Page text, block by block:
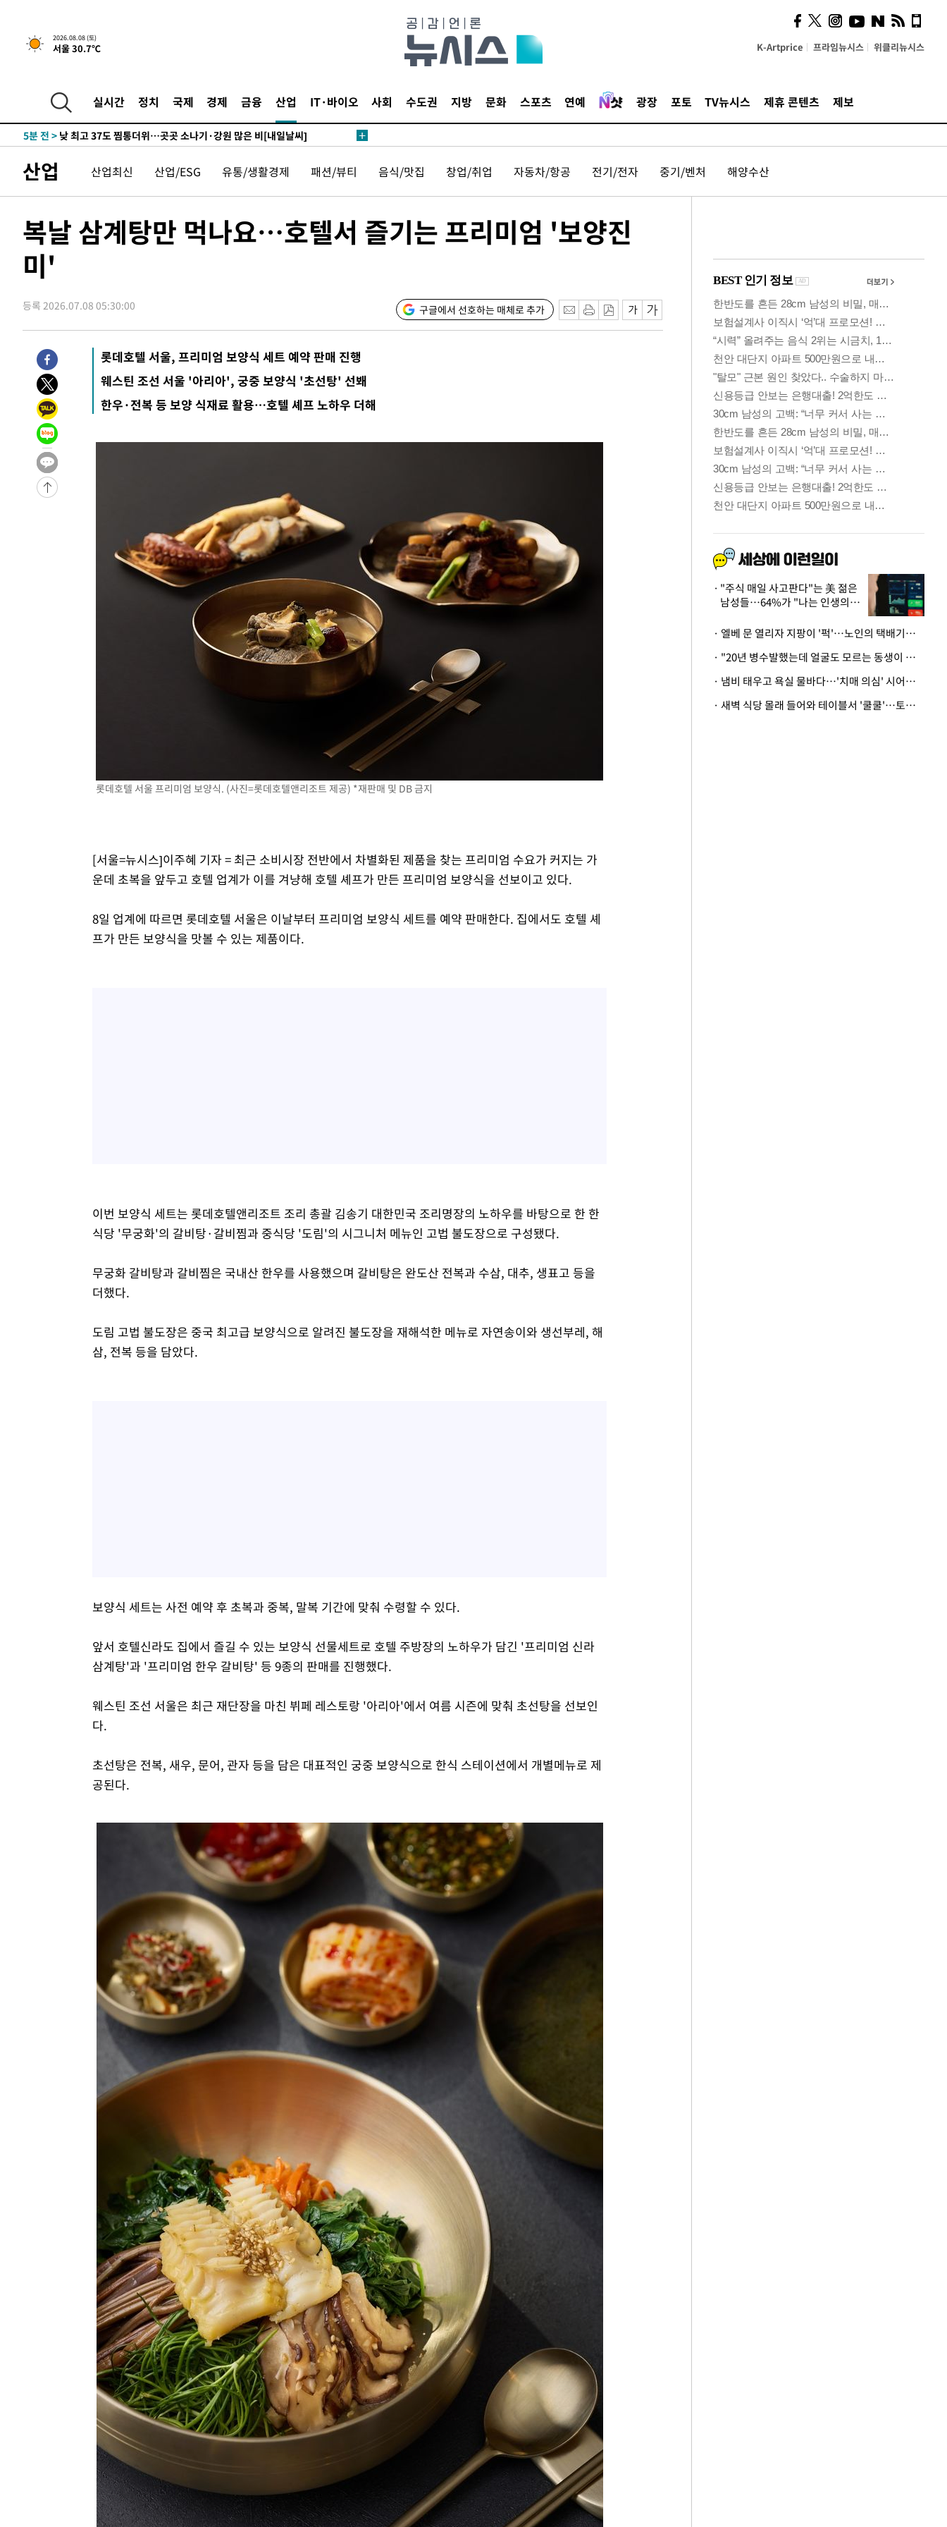
2026.08.08 (토)
서울 30.7℃ K-Artprice 프라임뉴시스 위클리뉴시스
실시간 정치 국제 경제 금융 산업 IT·바이오 사회 수도권 지방 문화 스포츠 연예 광장 포토 TV뉴시스 제휴 콘텐츠 제보
실천"
-10213초 전 >이란, "오만과 '중앙 단일 루트' 합의…북쪽 인바운드·남쪽 아웃바
운드는 임시"
-1781초 전 >"낮 기온 소폭 하락"…수도권 폭염중대경보, 폭염경보로 하향
-1708초 전 >
[단독]중수청 지원 검사들, 정원 초과 시 낮은 계급 임용…희망지 못
낮 최고 37도 찜통더위…곳곳 소나기·강원 많은 비[내일날씨]
33분 전 >SK하이닉스, 용인·청주 팹에 54조 투자…"AI 메모리 수요 선제 대응"
1시간 전 >
외국인 심판 성 접대 7경기 들여다보니…한국 축구 '5승 2무'
1시간 전 >[속보]코스닥, 2.86포인트(0.36%) 내린 798.81마감
1시간 전 >[속보]원·달러 환율, 7.7원 내린 1416.1원 마감
1시간 전 >
2시간 전 >
2시간 전 >11시간 압수수색에 성접대 파문까지…'쑥대밭' 된 축구협회
3시간 전 >[속보]규제합리화위원회 부위원장에 김태유 서울대 공대 교수…이병태
후임
-18698초 전 >
이강인, 폭염 속 AT마드리드 첫 훈련…80명 식사 대접까지(종합)
-15837초 전 >
미 사업체 일자리, 7월에 2.3만개 순감하고 그 전 2개월 10.3만개
하향수정 (2보)
-15285초 전 >
[속보] 미 사업체, 일자리 7월에 2.3만 개 줄어…실업률은 4.1%로
-11148초 전 >
[속보]이 대통령 "부동산 공급 기존 사고방식 매달리지 말고 과감히
실천"
-10233초 전 >
운드는 임시"
-1801초 전 >
-1765초 전 >
-1728초 전 >
[단독]중수청 지원 검사들, 정원 초과 시 낮은 계급 임용…희망지 못
낮 최고 37도 찜통더위…곳곳 소나기·강원 많은 비[내일날씨]
SK하이닉스, 용인·청주 팹에 54조 투자…"AI 메모리 수요 선제 대응"
여자배구 이재영·이다영 자매, 아제르바이잔 투란VC 입단
외국인 심판 성 접대 7경기 들여다보니…한국 축구 '5승 2무'
[속보]코스닥, 2.86포인트(0.36%) 내린 798.81마감
[속보]코스피, 6200선 약보합…0.60% 내린 6258.77에 마쳐
[속보]원·달러 환율, 7.7원 내린 1416.1원 마감
[속보] 노원서 40.1도 관측…서울, 2018년 이후 첫 40도
[속보]종합특검, '계엄 수용공간 확보' 신용해 前교정본부장 기소
산업 산업최신 산업/ESG 유통/생활경제 패션/뷰티 음식/맛집 창업/취업 자동차/항공 전기/전자 중기/벤처 해양수산
복날 삼계탕만 먹나요…호텔서 즐기는 프리미엄 '보양진
미'
등록 2026.07.08 05:30:00 구글에서 선호하는 매체로 추가
롯데호텔 서울, 프리미엄 보양식 세트 예약 판매 진행
웨스틴 조선 서울 '아리아', 궁중 보양식 '초선탕' 선봬
한우·전복 등 보양 식재료 활용…호텔 셰프 노하우 더해
롯데호텔 서울 프리미엄 보양식. (사진=롯데호텔앤리조트 제공) *재판매 및 DB 금지
[서울=뉴시스]이주혜 기자 = 최근 소비시장 전반에서 차별화된 제품을 찾는 프리미엄 수요가 커지는 가
운데 초복을 앞두고 호텔 업계가 이를 겨냥해 호텔 셰프가 만든 프리미엄 보양식을 선보이고 있다.
8일 업계에 따르면 롯데호텔 서울은 이날부터 프리미엄 보양식 세트를 예약 판매한다. 집에서도 호텔 셰
프가 만든 보양식을 맛볼 수 있는 제품이다.
이번 보양식 세트는 롯데호텔앤리조트 조리 총괄 김송기 대한민국 조리명장의 노하우를 바탕으로 한 한
식당 '무궁화'의 갈비탕·갈비찜과 중식당 '도림'의 시그니처 메뉴인 고법 불도장으로 구성됐다.
무궁화 갈비탕과 갈비찜은 국내산 한우를 사용했으며 갈비탕은 완도산 전복과 수삼, 대추, 생표고 등을
더했다.
도림 고법 불도장은 중국 최고급 보양식으로 알려진 불도장을 재해석한 메뉴로 자연송이와 생선부레, 해
삼, 전복 등을 담았다.
보양식 세트는 사전 예약 후 초복과 중복, 말복 기간에 맞춰 수령할 수 있다.
앞서 호텔신라도 집에서 즐길 수 있는 보양식 선물세트로 호텔 주방장의 노하우가 담긴 '프리미엄 신라
삼계탕'과 '프리미엄 한우 갈비탕' 등 9종의 판매를 진행했다.
웨스틴 조선 서울은 최근 재단장을 마친 뷔페 레스토랑 '아리아'에서 여름 시즌에 맞춰 초선탕을 선보인
다.
초선탕은 전복, 새우, 문어, 관자 등을 담은 대표적인 궁중 보양식으로 한식 스테이션에서 개별메뉴로 제
공된다.
시, 스마트폰 액세서리에
NFC 더했다
"주식 매일 사고판다"는 美 젊은
남성들…64%가 "나는 인생의
· 엘베 문 열리자 지팡이 '퍽'…노인의 택배기사 폭행 이유
· "20년 병수발했는데 얼굴도 모르는 동생이 유산 절반을"…배다른 형제 상속권 있을까
· 냄비 태우고 욕실 물바다…'치매 의심' 시어머니 검사 권유했다가 '날벼락'
· 새벽 식당 몰래 들어와 테이블서 '쿨쿨'…토사물 남기고 사라진 남성